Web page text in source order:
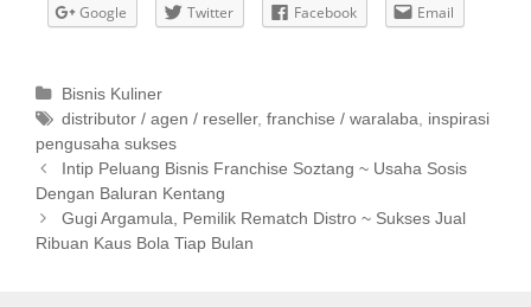
Google Twitter Facebook Email
C
a
t
e
g
o
r
Bisnis Kuliner
T
a
g
s
distributor / agen / reseller, franchise / waralaba
inspirasi
pengusaha sukses
P
o
s
t
Intip Peluang Bisnis Franchise Soztang ~ Usaha Sosis
Dengan Baluran Kentang
Gugi Argamula, Pemilik Rematch Distro ~ Sukses Jual
Ribuan Kaus Bola Tiap Bulan